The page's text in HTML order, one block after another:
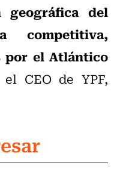
geográfica del
competitiva,
por el Atlántico
CEO de YPF,